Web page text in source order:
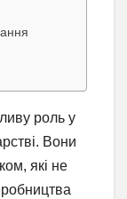
роль у
Вони
які не